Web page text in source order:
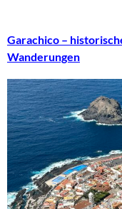
Garachico –
Wanderungen